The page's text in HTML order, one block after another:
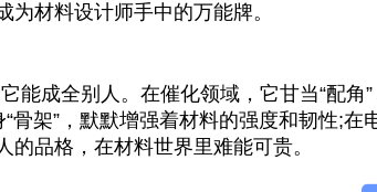
为材料设计师手中的万能牌。
能成全别人。在催化领域，它甘当“配角”
架”，默默增强着材料的强度和韧性;在
的品格，在材料世界里难能可贵。